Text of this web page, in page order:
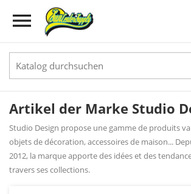

Artikel der Marke Studio
Studio Design propose une gamme de produits
objets de décoration, accessoires de maison...
2012, la marque apporte des idées et des
travers ses collections.